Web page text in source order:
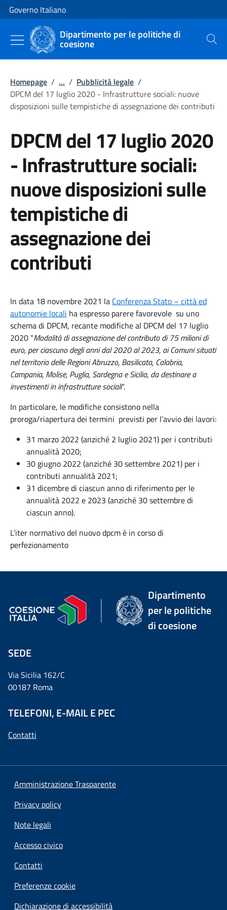
Vai al contenuto
Vai alla navigazione del sito
Governo Italiano
Dipartimento per le politiche di
coesione Cerca
Homepage / ... / Pubblicità legale /
DPCM del 17 luglio 2020 - Infrastrutture sociali: nuove
disposizioni sulle tempistiche di assegnazione dei contributi
DPCM del 17 luglio 2020
- Infrastrutture sociali:
nuove disposizioni sulle
tempistiche di
assegnazione dei
contributi
In data 18 novembre 2021 la Conferenza Stato – città ed
autonomie locali ha espresso parere favorevole su uno
schema di DPCM, recante modifiche al DPCM del 17 luglio
2020 "Modalità di assegnazione del contributo di 75 milioni di
euro, per ciascuno degli anni dal 2020 al 2023, ai Comuni situati
nel territorio delle Regioni Abruzzo, Basilicata, Calabria,
Campania, Molise, Puglia, Sardegna e Sicilia, da destinare a
investimenti in infrastrutture sociali".
In particolare, le modifiche consistono nella
proroga/riapertura dei termini previsti per l’avvio dei lavori:
31 marzo 2022 (anziché 2 luglio 2021) per i contributi
annualità 2020;
30 giugno 2022 (anziché 30 settembre 2021) per i
contributi annualità 2021;
31 dicembre di ciascun anno di riferimento per le
annualità 2022 e 2023 (anziché 30 settembre di
ciascun anno).
L’iter normativo del nuovo dpcm è in corso di
perfezionamento
Dipartimento
per le politiche
di coesione
SEDE
Via Sicilia 162/C
00187 Roma
TELEFONI, E-MAIL E PEC
Contatti
Amministrazione Trasparente
Privacy policy
Note legali
Accesso civico
Contatti
Preferenze cookie
Dichiarazione di accessibilità